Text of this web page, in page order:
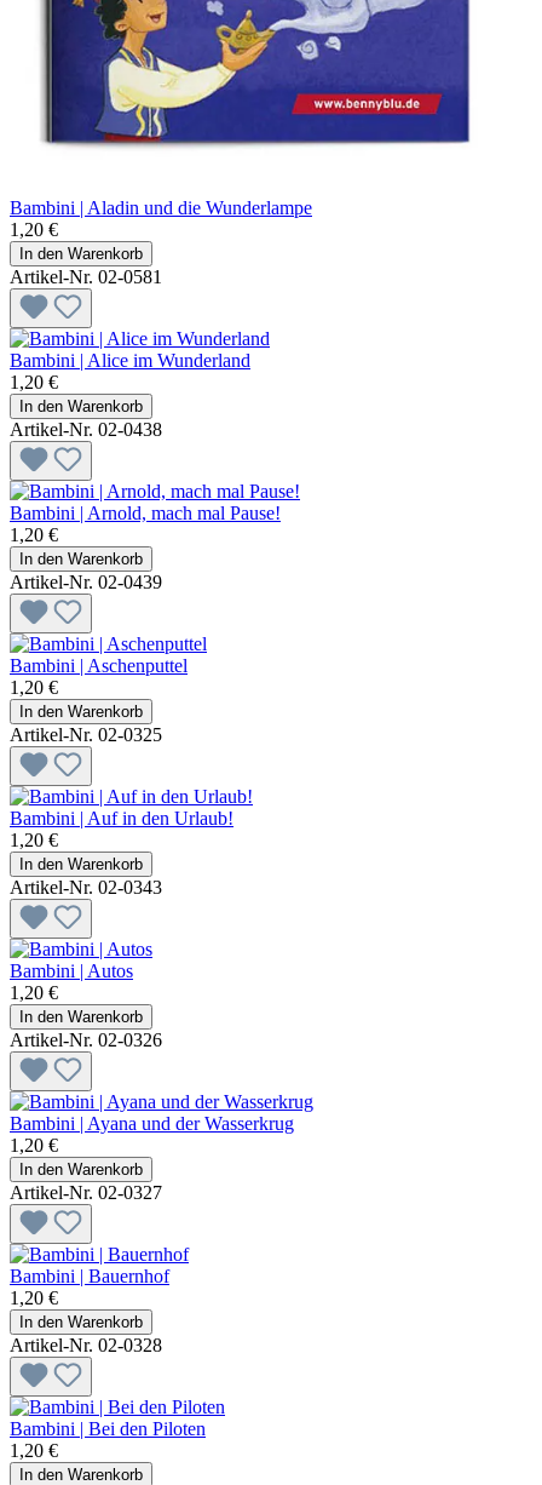
Bambini | Aladin und die Wunderlampe
1,20 €
In den Warenkorb
Artikel-Nr. 02-0581
Bambini | Alice im Wunderland
1,20 €
In den Warenkorb
Artikel-Nr. 02-0438
Bambini | Arnold, mach mal Pause!
1,20 €
In den Warenkorb
Artikel-Nr. 02-0439
Bambini | Aschenputtel
1,20 €
In den Warenkorb
Artikel-Nr. 02-0325
Bambini | Auf in den Urlaub!
1,20 €
In den Warenkorb
Artikel-Nr. 02-0343
Bambini | Autos
1,20 €
In den Warenkorb
Artikel-Nr. 02-0326
Bambini | Ayana und der Wasserkrug
1,20 €
In den Warenkorb
Artikel-Nr. 02-0327
Bambini | Bauernhof
1,20 €
In den Warenkorb
Artikel-Nr. 02-0328
Bambini | Bei den Piloten
1,20 €
In den Warenkorb